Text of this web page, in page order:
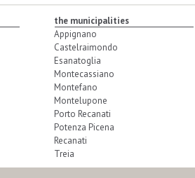
the municipalities
Appignano
Castelraimondo
Esanatoglia
Montecassiano
Montefano
Montelupone
Porto Recanati
Potenza Picena
Recanati
Treia